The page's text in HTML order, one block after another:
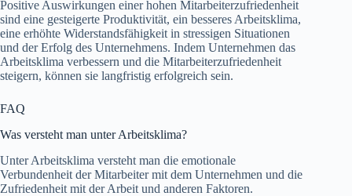
Positive Auswirkungen einer hohen Mitarbeiterzufriedenheit
sind eine gesteigerte Produktivität, ein besseres Arbeitsklima,
eine erhöhte Widerstandsfähigkeit in stressigen Situationen
und der Erfolg des Unternehmens. Indem Unternehmen das
Arbeitsklima verbessern und die Mitarbeiterzufriedenheit
steigern, können sie langfristig erfolgreich sein.
FAQ
Was versteht man unter Arbeitsklima?
Unter Arbeitsklima versteht man die emotionale
Verbundenheit der Mitarbeiter mit dem Unternehmen und die
Zufriedenheit mit der Arbeit und anderen Faktoren.